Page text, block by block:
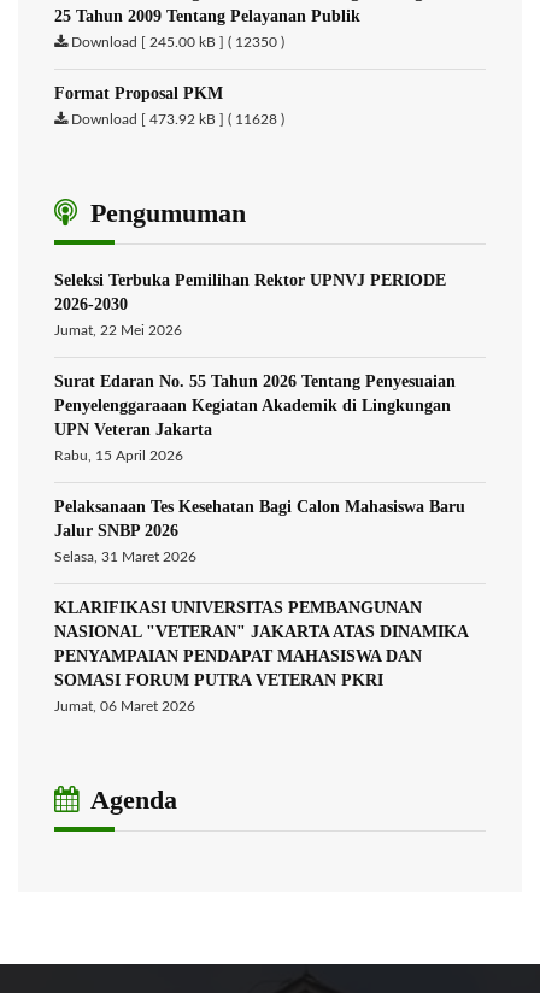
25 Tahun 2009 Tentang Pelayanan Publik
Download [ 245.00 kB ] ( 12350 )
Format Proposal PKM
Download [ 473.92 kB ] ( 11628 )
Pengumuman
Seleksi Terbuka Pemilihan Rektor UPNVJ PERIODE
2026-2030
Jumat, 22 Mei 2026
Surat Edaran No. 55 Tahun 2026 Tentang Penyesuaian
Penyelenggaraaan Kegiatan Akademik di Lingkungan
UPN Veteran Jakarta
Rabu, 15 April 2026
Pelaksanaan Tes Kesehatan Bagi Calon Mahasiswa Baru
Jalur SNBP 2026
Selasa, 31 Maret 2026
KLARIFIKASI UNIVERSITAS PEMBANGUNAN
NASIONAL "VETERAN" JAKARTA ATAS DINAMIKA
PENYAMPAIAN PENDAPAT MAHASISWA DAN
SOMASI FORUM PUTRA VETERAN PKRI
Jumat, 06 Maret 2026
Agenda